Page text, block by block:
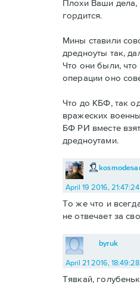
Плохи Ваши
гордится.
Мины ставили
дредноуты так,
Что они были, что
операции оно
Что до КБФ, так
вражеских
БФ РИ вместе
дредноутами.
April 19 2016,
То же что и
не отвечает за
byruk
April 21 2016,
Тявкай,